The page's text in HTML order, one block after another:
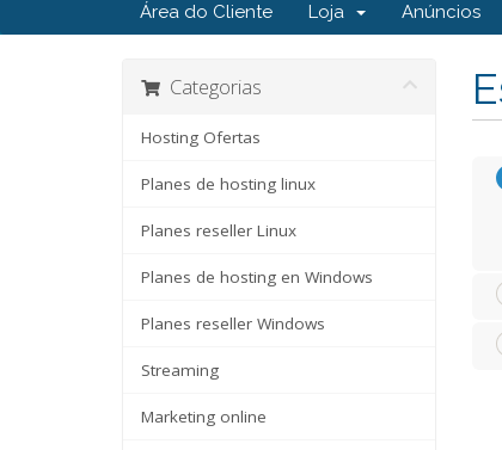
Área do Cliente Loja Anúncios
Categorias
Hosting Ofertas
Planes de hosting linux
Planes reseller Linux
Planes de hosting en Windows
Planes reseller Windows
Streaming
Marketing online